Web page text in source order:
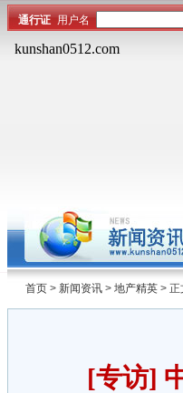
首页 > 新闻资讯 > 地产精英 > 正
[专访]